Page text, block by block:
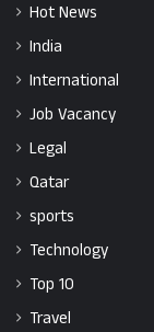
Hot News
India
International
Job Vacancy
Legal
Qatar
sports
Technology
Top 10
Travel